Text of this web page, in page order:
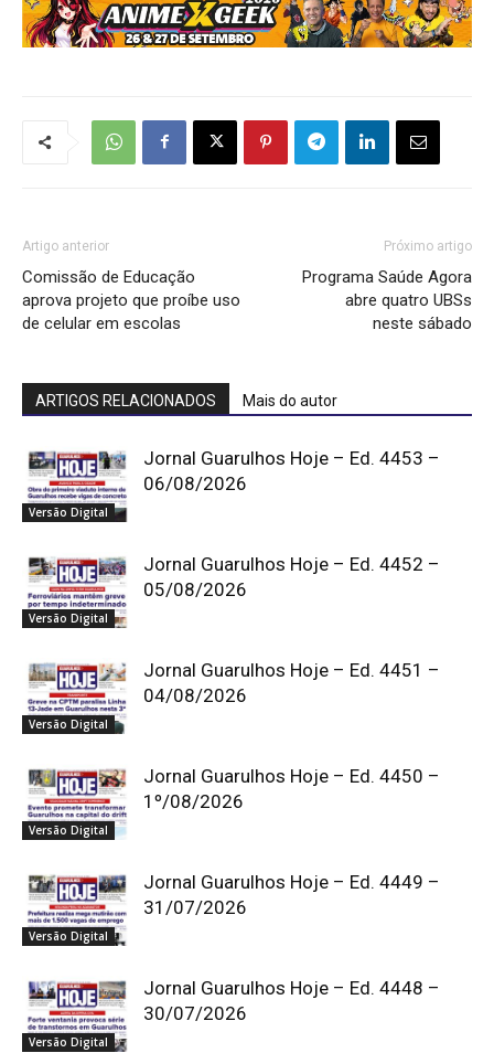
Artigo anterior
Comissão de Educação
aprova projeto que proíbe uso
de celular em escolas
Próximo artigo
Programa Saúde Agora
abre quatro UBSs
neste sábado
ARTIGOS RELACIONADOS Mais do autor
Versão Digital
Jornal Guarulhos Hoje – Ed. 4453 –
06/08/2026
Versão Digital
Jornal Guarulhos Hoje – Ed. 4452 –
05/08/2026
Versão Digital
Jornal Guarulhos Hoje – Ed. 4451 –
04/08/2026
Versão Digital
Jornal Guarulhos Hoje – Ed. 4450 –
1º/08/2026
Versão Digital
Jornal Guarulhos Hoje – Ed. 4449 –
31/07/2026
Versão Digital
Jornal Guarulhos Hoje – Ed. 4448 –
30/07/2026